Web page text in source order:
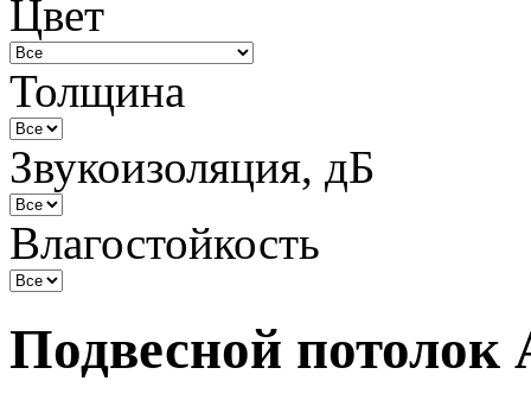
Цвет
Толщина
Звукоизоляция, дБ
Влагостойкость
Подвесной потолок